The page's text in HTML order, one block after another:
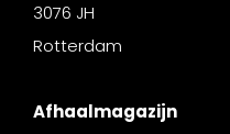
3076 JH
Rotterdam
Afhaalmagazijn